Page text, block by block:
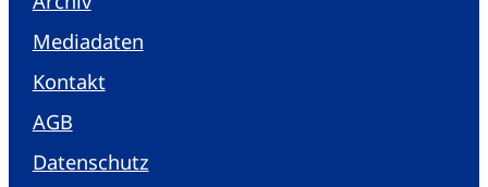
Mediadaten
Kontakt
AGB
Datenschutz